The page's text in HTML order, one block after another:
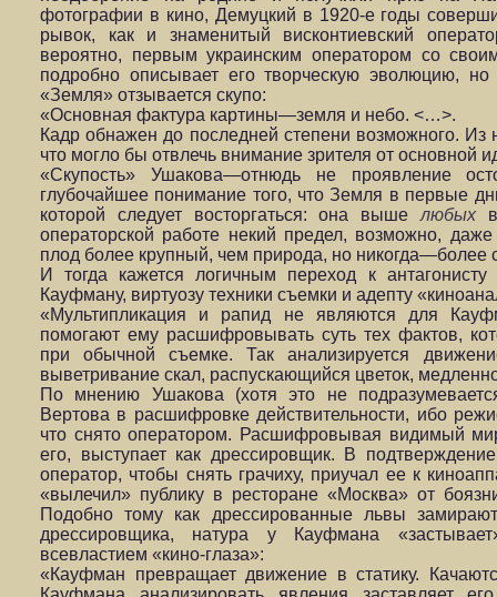
фотографии в кино, Демуцкий в 1920-е годы
рывок, как и знаменитый висконтиевский
вероятно, первым украинским оператором со
подробно описывает его творческую эволюцию,
«Земля» отзывается скупо:
«Основная фактура картины—земля и небо. <…>.
Кадр обнажен до последней степени возможного.
что могло бы отвлечь внимание зрителя от основной
«Скупость» Ушакова—отнюдь не проявление
глубочайшее понимание того, что Земля в первые
которой следует восторгаться: она выше любых
операторской работе некий предел, возможно,
плод более крупный, чем природа, но
И тогда кажется логичным переход к
Кауфману, виртуозу техники съемки и адепту
«Мультипликация и рапид не являются для
помогают ему расшифровывать суть тех фактов,
при обычной съемке. Так анализируется
выветривание скал, распускающийся цветок,
По мнению Ушакова (хотя это не
Вертова в расшифровке действительности, ибо
что снято оператором. Расшифровывая видимый
его, выступает как дрессировщик. В
оператор, чтобы снять грачиху, приучал ее к
«вылечил» публику в ресторане «Москва» от
Подобно тому как дрессированные львы
дрессировщика, натура у Кауфмана
всевластием «кино-глаза»:
«Кауфман превращает движение в статику.